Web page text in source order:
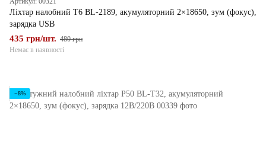
Ліхтар налобний T6 BL-2189, акумуляторний 2×18650, зум (фокус),
зарядка USB
435 грн/шт. 480 грн
Немає в наявності
−8%